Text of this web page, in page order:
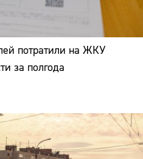
потратили на ЖКУ
за полгода